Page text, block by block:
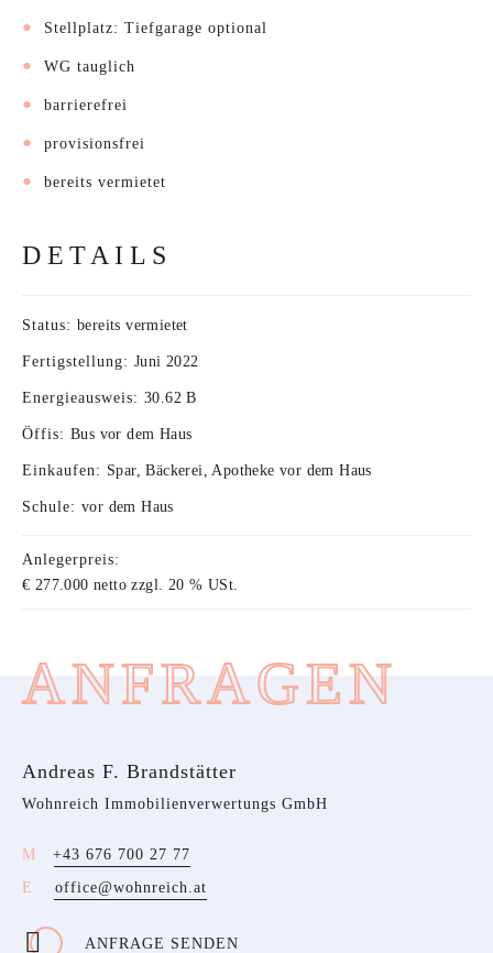
Stellplatz: Tiefgarage optional
WG tauglich
barrierefrei
provisionsfrei
bereits vermietet
DETAILS
Status: bereits vermietet
Fertigstellung: Juni 2022
Energieausweis: 30.62 B
Öffis: Bus vor dem Haus
Einkaufen: Spar, Bäckerei, Apotheke vor dem Haus
Schule: vor dem Haus
Anlegerpreis:
€ 277.000 netto zzgl. 20 % USt.
ANFRAGEN
Andreas F. Brandstätter
Wohnreich Immobilienverwertungs GmbH
+43 676 700 27 77
office@wohnreich.at
ANFRAGE SENDEN